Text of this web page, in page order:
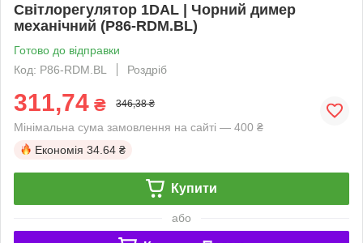
Світлорегулятор 1DAL | Чорний димер
механічний (P86-RDM.BL)
Готово до відправки
Код: P86-RDM.BL
Роздріб
311,74 ₴ 346,38 ₴
Мінімальна сума замовлення на сайті — 400 ₴
Економія 34.64 ₴
Купити
або